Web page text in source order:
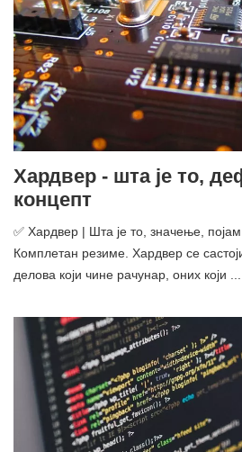
Хардвер - шта је то,
концепт
✅ Хардвер | Шта је то, значење,
Комплетан резиме. Хардвер се
делова који чине рачунар, оних који